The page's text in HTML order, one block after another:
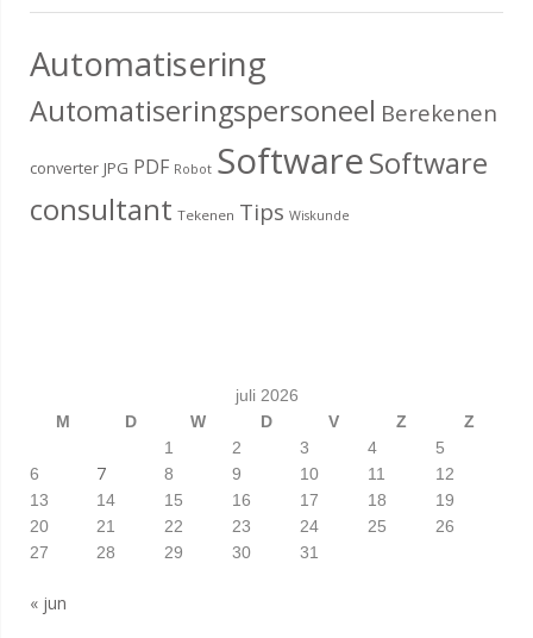
Automatisering
Automatiseringspersoneel Berekenen
converter JPG PDF Robot SoftwareSoftware
consultant Tekenen Tips Wiskunde
juli 2026
M
D W D V Z
Z
1
2 3 4
5
6
7 8 9 10 11
12
13
14 15 16 17 18
19
20
21 22 23 24 25
26
27
28 29 30 31
« jun